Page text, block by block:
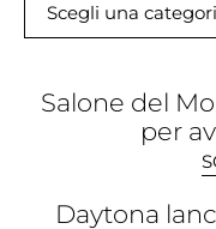
Scegli una
Salone del
per
Daytona